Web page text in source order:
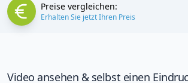
Preise vergleichen:
Erhalten Sie jetzt Ihren Preis
Video ansehen & selbst einen